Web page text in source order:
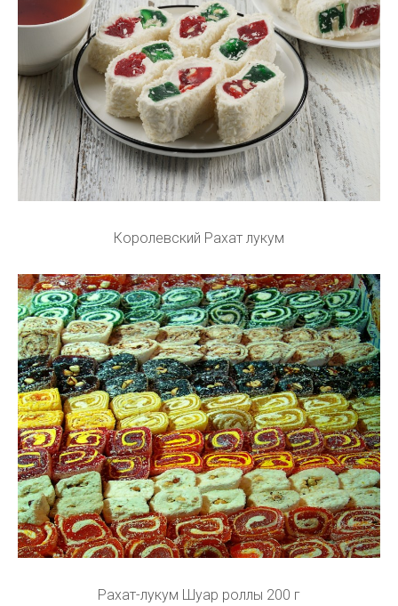
Королевский Рахат лукум
Рахат-лукум Шуар роллы 200 г